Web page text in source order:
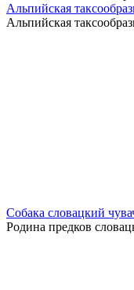
Альпийская
Альпийская
Собака словацкий
Родина предков